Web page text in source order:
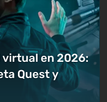
virtual en 2026:
Quest y